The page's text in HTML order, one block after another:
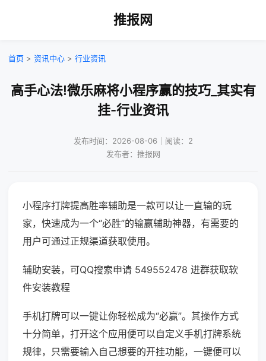
推报网
首页 > 资讯中心 > 行业资讯
高手心法!微乐麻将小程序赢的技巧_其实有
挂-行业资讯
发布时间：2026-08-06｜阅读：2
发布者：推报网
小程序打牌提高胜率辅助是一款可以让一直输的玩
家，快速成为一个“必胜”的输赢辅助神器，有需要的
用户可通过正规渠道获取使用。
辅助安装，可QQ搜索申请 549552478 进群获取软
件安装教程
手机打牌可以一键让你轻松成为“必赢”。其操作方式
十分简单，打开这个应用便可以自定义手机打牌系统
规律，只需要输入自己想要的开挂功能，一键便可以